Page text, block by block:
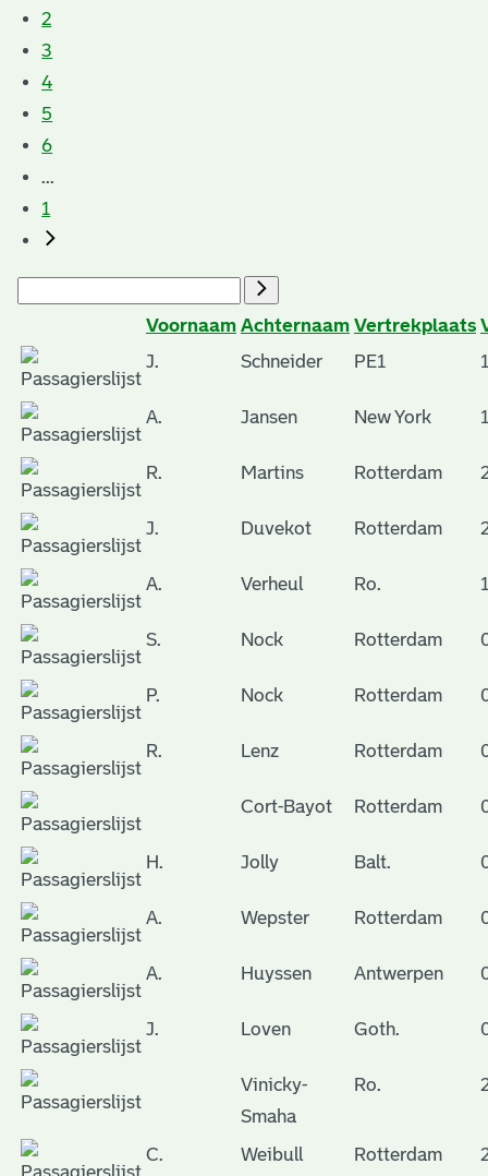
2
3
4
5
6
...
1
Voornaam Achternaam Vertrekplaats
J.
Schneider PE1
A. Jansen New York
R. Martins Rotterdam
J. Duvekot Rotterdam
A. Verheul Ro.
S. Nock Rotterdam
P. Nock Rotterdam
R. Lenz Rotterdam
Cort-Bayot Rotterdam
H. Jolly Balt.
A. Wepster Rotterdam
A. Huyssen Antwerpen
J. Loven Goth.
Vinicky-
Smaha
Ro.
C. Weibull Rotterdam